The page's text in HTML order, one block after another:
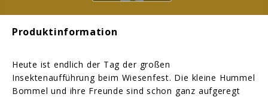
Produktinformation
Heute ist endlich der Tag der großen
Insektenaufführung beim Wiesenfest. Die kleine Hummel
Bommel und ihre Freunde sind schon ganz aufgeregt